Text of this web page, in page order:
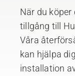
När du köper
tillgång till
Våra
kan hjälpa
installation